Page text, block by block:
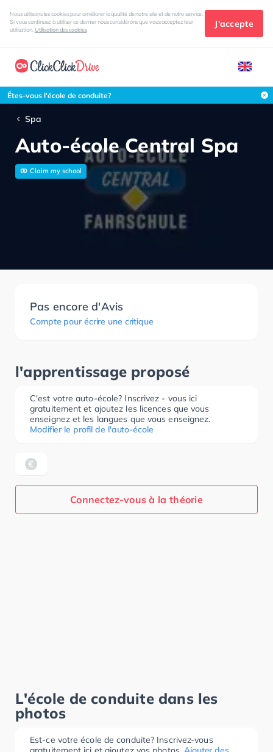
Nous utilisons les cookies pour améliorer la qualité de notre site et de notre service.
Si vous continuez à utiliser ce dernier nous considérons que vous acceptez leur
utilisation. Utilisation des cookies
J'accepte
Êtes-vous l'école de conduite?
Spa
Auto-école Central Spa
Claim my school
Pas encore d'Avis
Compte pour écrire une critique
l'apprentissage proposé
C'est votre auto-école? Inscrivez - vous ici
gratuitement et ajoutez les licences que vous
enseignez et les langues que vous enseignez.
Modifier le profil de l'auto-école
Connectez-vous à la théorie
L'école de conduite dans les
photos
Est-ce votre école de conduite? Inscrivez-vous